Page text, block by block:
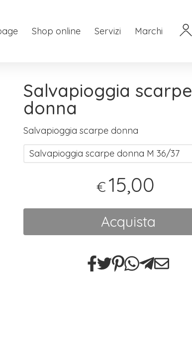
Shop online Servizi Marchi
Salvapioggia scarpe
donna
Salvapioggia scarpe donna
Salvapioggia scarpe donna M 36/37
€ 15,00
Acquista